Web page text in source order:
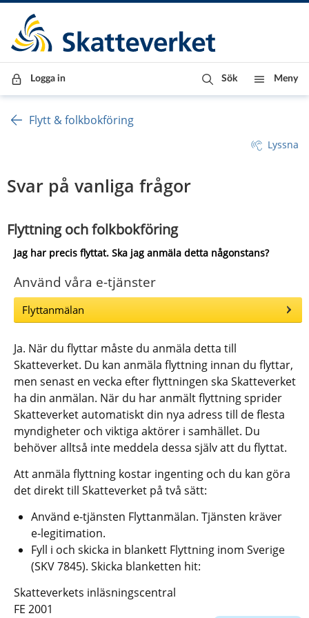
Till innehåll
Till navigationen
Till chattrobot
Logga in Sök Meny
Flytt & folkbokföring
Lyssna
Svar på vanliga frågor
Flyttning och folkbokföring
Jag har precis flyttat. Ska jag anmäla detta någonstans?
Använd våra e-tjänster
Flyttanmälan
Ja. När du flyttar måste du anmäla detta till
Skatteverket. Du kan anmäla flyttning innan du flyttar,
men senast en vecka efter flyttningen ska Skatteverket
ha din anmälan. När du har anmält flyttning sprider
Skatteverket automatiskt din nya adress till de flesta
myndigheter och viktiga aktörer i samhället. Du
behöver alltså inte meddela dessa själv att du flyttat.
Att anmäla flyttning kostar ingenting och du kan göra
det direkt till Skatteverket på två sätt:
Använd e-tjänsten Flyttanmälan. Tjänsten kräver
e‑legitimation.
Fyll i och skicka in blankett Flyttning inom Sverige
(SKV 7845). Skicka blanketten hit:
Skatteverkets inläsningscentral
FE 2001